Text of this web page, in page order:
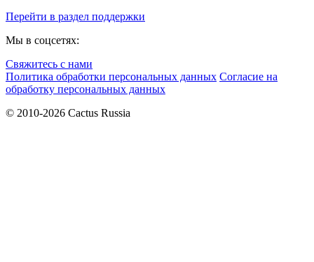
Перейти в раздел поддержки
Мы в соцсетях:
Свяжитесь с нами
Политика обработки персональных данных Согласие на
обработку персональных данных
© 2010-2026 Cactus Russia